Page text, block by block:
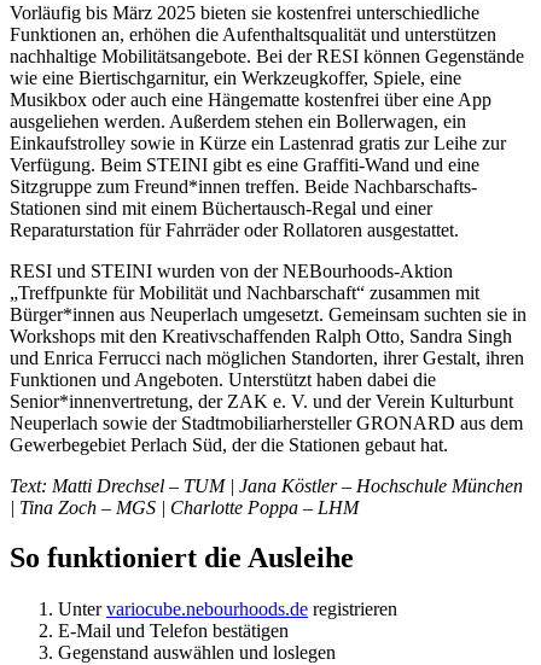
Vorläufig bis März 2025 bieten sie ­kostenfrei unterschiedliche
Funktionen an, erhöhen die Aufenthaltsqualität und unterstützen
nachhaltige Mobilitätsangebote. Bei der RESI können Gegenstände
wie eine Biertischgarnitur, ein Werkzeugkoffer, Spiele, eine
Musikbox oder auch eine Hängematte kostenfrei über eine App
ausgeliehen werden. Außerdem stehen ein Bollerwagen, ein
Einkaufstrolley sowie in Kürze ein Lastenrad gratis zur Leihe zur
Verfügung. Beim STEINI gibt es eine Graffiti-Wand und eine
Sitzgruppe zum Freund*innen treffen. Beide Nachbarschafts-
Stationen sind mit einem Büchertausch-Regal und einer
Reparaturstation für Fahrräder oder Rollatoren ausgestattet.
RESI und STEINI wurden von der ­NEBourhoods-Aktion
„Treffpunkte für ­Mobilität und Nachbarschaft“ zusammen mit
Bürger*innen aus Neuperlach umgesetzt. Gemeinsam suchten sie in
Workshops mit den Kreativschaffenden Ralph Otto, Sandra Singh
und Enrica Ferrucci nach möglichen Standorten, ihrer Gestalt, ihren
Funktionen und Angeboten. Unterstützt haben dabei die
Senior*innenvertretung, der ZAK e. V. und der Verein Kulturbunt
Neuperlach sowie der Stadtmobiliarhersteller GRONARD aus dem
Gewerbegebiet Perlach Süd, der die Stationen gebaut hat.
Text: Matti Drechsel – TUM | Jana Köstler – Hochschule München
| Tina Zoch – MGS | Charlotte Poppa – LHM
So funktioniert die Ausleihe
Untervariocube.nebourhoods.de registrieren
E-Mail und Telefon bestätigen
Gegenstand auswählen und loslegen